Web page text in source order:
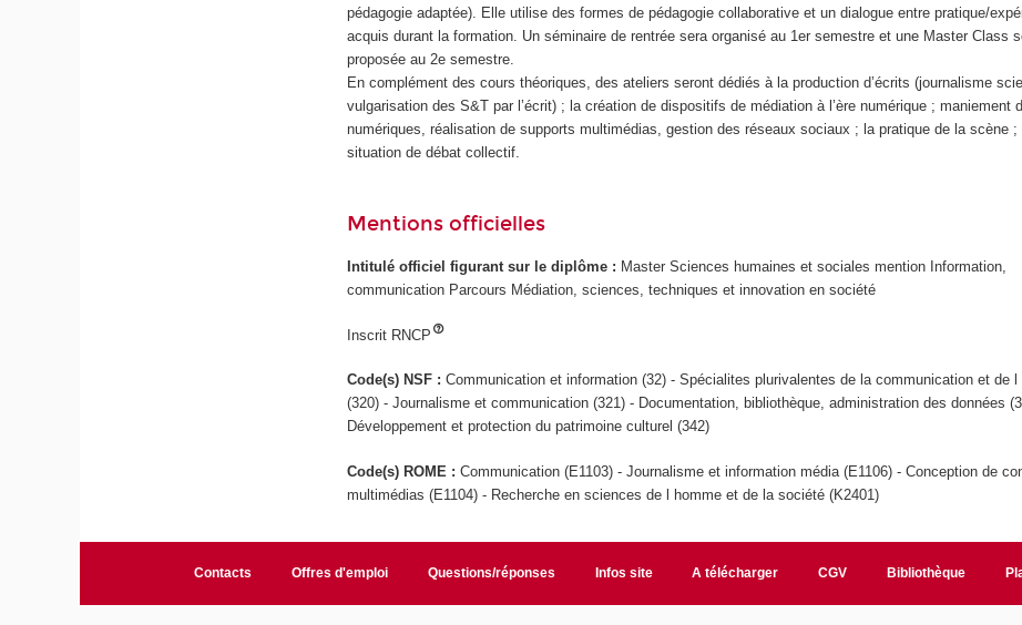
pédagogie adaptée). Elle utilise des formes de pédagogie collaborative et un dialogue entre pratique/
acquis durant la formation. Un séminaire de rentrée sera organisé au 1er semestre et une Master Class
proposée au 2e semestre.
En complément des cours théoriques, des ateliers seront dédiés à la production d’écrits (journalisme
vulgarisation des S&T par l’écrit) ; la création de dispositifs de médiation à l’ère numérique ; maniement
numériques, réalisation de supports multimédias, gestion des réseaux sociaux ; la pratique de la scène
situation de débat collectif.
Mentions officielles
Intitulé officiel figurant sur le diplôme : Master Sciences humaines et sociales mention Information,
communication Parcours Médiation, sciences, techniques et innovation en société
Inscrit RNCP
Code(s) NSF :Communication et information (32) - Spécialites plurivalentes de la communication et de l
(320) - Journalisme et communication (321) - Documentation, bibliothèque, administration des données
Développement et protection du patrimoine culturel (342)
Code(s) ROME :Communication (E1103) - Journalisme et information média (E1106) - Conception de
multimédias (E1104) - Recherche en sciences de l homme et de la société (K2401)
Contacts Offres d'emploi Questions/réponses Infos site A télécharger CGV Bibliothèque